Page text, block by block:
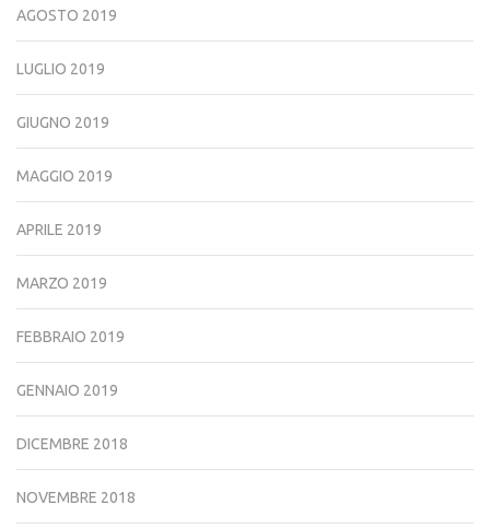
AGOSTO 2019
LUGLIO 2019
GIUGNO 2019
MAGGIO 2019
APRILE 2019
MARZO 2019
FEBBRAIO 2019
GENNAIO 2019
DICEMBRE 2018
NOVEMBRE 2018